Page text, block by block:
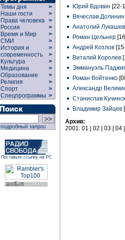
Темы дня
>
Наши гости
>
Права человека >
Россия
>
Время и Мир
>
СМИ
>
История и
современность
>
>
Культура
>
Медицина
>
Образование
>
Религия
>
Спорт
>
Спецпрограммы >
подробный запрос
Поставьте ссылку на РС
Юрий Вдовин [22-
Вячеслав
Анатолий
Роман Цельнер
Андрей Козлов
Виталий Королев
Эммануэль
Роман Войтенко
Александр
Станислав
Владимир Зайцев
Архив:
2001: 01 | 02 | 03 | 04